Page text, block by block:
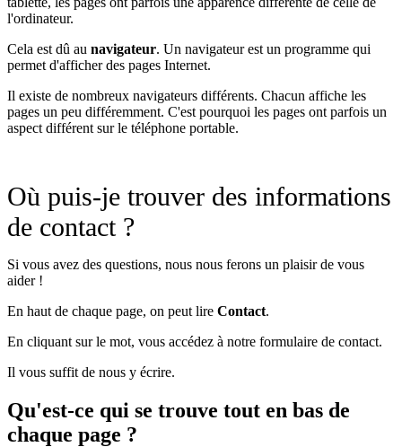
l'ordinateur.
Cela est dû au navigateur. Un navigateur est un programme qui
permet d'afficher des pages Internet.
Il existe de nombreux navigateurs différents. Chacun affiche les
pages un peu différemment. C'est pourquoi les pages ont parfois un
aspect différent sur le téléphone portable.
Où puis-je trouver des informations
de contact ?
Si vous avez des questions, nous nous ferons un plaisir de vous
aider !
En haut de chaque page, on peut lire Contact.
En cliquant sur le mot, vous accédez à notre formulaire de contact.
Il vous suffit de nous y écrire.
Qu'est-ce qui se trouve tout en bas de
chaque page ?